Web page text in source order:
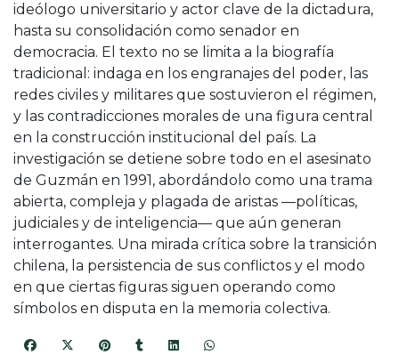
ideólogo universitario y actor clave de la dictadura,
hasta su consolidación como senador en
democracia. El texto no se limita a la biografía
tradicional: indaga en los engranajes del poder, las
redes civiles y militares que sostuvieron el régimen,
y las contradicciones morales de una figura central
en la construcción institucional del país. La
investigación se detiene sobre todo en el asesinato
de Guzmán en 1991, abordándolo como una trama
abierta, compleja y plagada de aristas —políticas,
judiciales y de inteligencia— que aún generan
interrogantes. Una mirada crítica sobre la transición
chilena, la persistencia de sus conflictos y el modo
en que ciertas figuras siguen operando como
símbolos en disputa en la memoria colectiva.